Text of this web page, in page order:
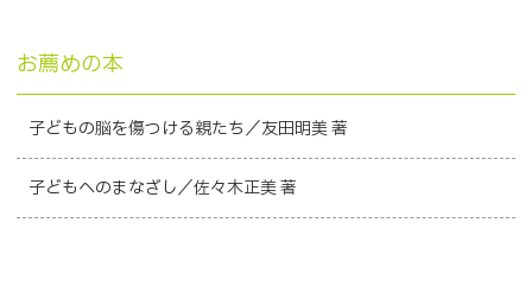
お薦めの本
子どもの脳を傷つける親たち／友田明美 著
子どもへのまなざし／佐々木正美 著